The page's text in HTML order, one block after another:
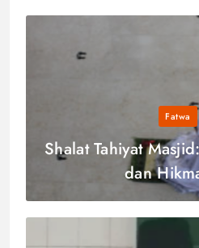
Fatwa
Shalat Tahiyat
dan